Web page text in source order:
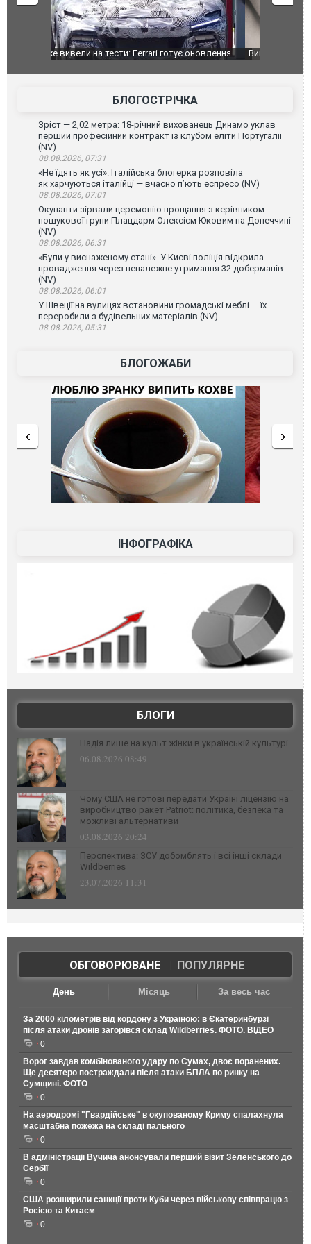
Вийшов трейлер нової екранізації легендарного
фільму "Афера Томаса Крауна"
БЛОГОСТРІЧКА
Зріст — 2,02 метра: 18-річний вихованець Динамо уклав
перший професійний контракт із клубом еліти Португалії
(NV)
08.08.2026, 07:31
«Не їдять як усі». Італійська блогерка розповіла
як харчуються італійці — вчасно п’ють еспресо (NV)
08.08.2026, 07:01
Окупанти зірвали церемонію прощання з керівником
пошукової групи Плацдарм Олексієм Юковим на Донеччині
(NV)
08.08.2026, 06:31
«Були у виснаженому стані». У Києві поліція відкрила
провадження через неналежне утримання 32 доберманів
(NV)
08.08.2026, 06:01
У Швеції на вулицях встановини громадські меблі — їх
переробили з будівельних матеріалів (NV)
08.08.2026, 05:31
БЛОГОЖАБИ
ІНФОГРАФІКА
БЛОГИ
Надія лише на культ жінки в українській культурі
06.08.2026 08:49
Чому США не готові передати Україні ліцензію на
виробництво ракет Patriot: політика, безпека та
можливі альтернативи
03.08.2026 20:24
Перспектива: ЗСУ добомблять і всі інші склади
Wildberries
23.07.2026 11:31
ОБГОВОРЮВАНЕ| ПОПУЛЯРНЕ
День Місяць За весь час
За 2000 кілометрів від кордону з Україною: в Єкатеринбурзі
після атаки дронів загорівся склад Wildberries. ФОТО. ВІДЕО
0
Ворог завдав комбінованого удару по Сумах, двоє поранених.
Ще десятеро постраждали після атаки БПЛА по ринку на
Сумщині. ФОТО
0
На аеродромі "Гвардійське" в окупованому Криму спалахнула
масштабна пожежа на складі пального
0
В адміністрації Вучича анонсували перший візит Зеленського до
Сербії
0
США розширили санкції проти Куби через військову співпрацю з
Росією та Китаєм
0